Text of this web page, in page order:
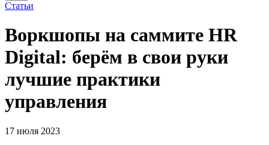
Статьи
Воркшопы на саммите HR
Digital: берём в свои руки
лучшие практики
управления
17 июля 2023